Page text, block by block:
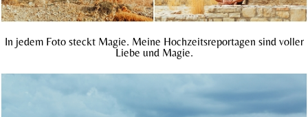
In jedem Foto steckt Magie. Meine Hochzeitsreportagen sind voller
Liebe und Magie.